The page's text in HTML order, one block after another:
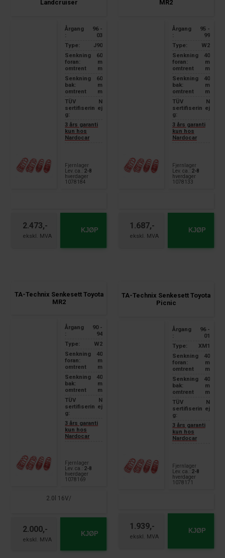
Landcruiser
Årgang
:
96 -
03
Type:
J90
Senkning
foran:
omtrent
60
m
m
Senkning
bak:
omtrent
60
m
m
TÜV
sertifiserin
g:
N
ej
3 års garanti
kun hos
Nardocar
Fjernlager
Lev. ca.: 2-8
hverdager
1078184
2.473,- KJØP
MR2
Årgang
:
95 -
99
Type:
W2
Senkning
foran:
omtrent
40
m
m
Senkning
bak:
omtrent
40
m
m
TÜV
sertifiserin
g:
N
ej
3 års garanti
kun hos
Nardocar
Fjernlager
Lev. ca.:
2-8
hverdager
1078133
1.687,- KJØP
TA-Technix Senkesett Toyota
MR2
Årgang
:
90 -
94
Type:
W2
Senkning
foran:
omtrent
40
m
m
Senkning
bak:
omtrent
40
m
m
TÜV
sertifiserin
g:
N
ej
3 års garanti
kun hos
Nardocar
Fjernlager
Lev. ca.: 2-8
hverdager
1078169
2.0l 16V/
2.000,- KJØP
TA-Technix Senkesett Toyota
Picnic
Årgang
:
96 -
01
Type:
XM1
Senkning
foran:
omtrent
40
m
m
Senkning
bak:
omtrent
40
m
m
TÜV
sertifiserin
g:
N
ej
3 års garanti
kun hos
Nardocar
Fjernlager
Lev. ca.:
2-8
hverdager
1078171
1.939,- KJØP